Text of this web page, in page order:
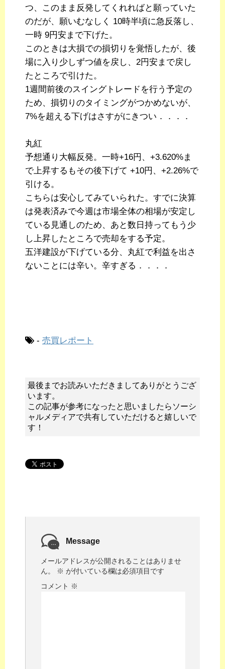
つ、このまま反発してくれればと願っていた
のだが、願いむなしく 10時半頃に急反落し、
一時 9円安まで下げた。
このときは大損での損切りを覚悟したが、後
場に入り少しずつ値を戻し、2円安まで戻し
たところで引けた。
1週間前後のスイングトレードを行う予定の
ため、損切りのタイミングがつかめないが、
7%を超える下げはさすがにきつい．．．．
丸紅
予想通り大幅反発。一時+16円、+3.620%ま
で上昇するもその後下げて +10円、+2.26%で
引ける。
こちらは安心してみていられた。すでに決算
は発表済みで今週は市場全体の相場が安定し
ている見通しのため、あと数日持ってもう少
し上昇したところで売却をする予定。
五洋建設が下げている分、丸紅で利益を出さ
ないことには辛い。辛すぎる．．．．
- 売買レポート
最後までお読みいただきましてありがとうござ
います。
この記事が参考になったと思いましたらソーシ
ャルメディアで共有していただけると嬉しいで
す！
Message
メールアドレスが公開されることはありませ
ん。
※ が付いている欄は必須項目です
コメント ※